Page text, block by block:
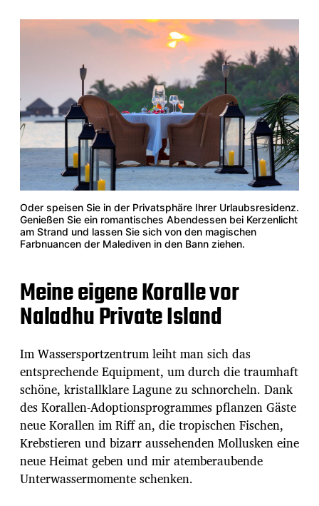
Oder speisen Sie in der Privatsphäre Ihrer Urlaubsresidenz.
Genießen Sie ein romantisches Abendessen bei Kerzenlicht
am Strand und lassen Sie sich von den magischen
Farbnuancen der Malediven in den Bann ziehen.
Meine eigene Koralle vor
Naladhu Private Island
Im Wassersportzentrum leiht man sich das
entsprechende Equipment, um durch die traumhaft
schöne, kristallklare Lagune zu schnorcheln. Dank
des Korallen-Adoptionsprogrammes pflanzen Gäste
neue Korallen im Riff an, die tropischen Fischen,
Krebstieren und bizarr aussehenden Mollusken eine
neue Heimat geben und mir atemberaubende
Unterwassermomente schenken.